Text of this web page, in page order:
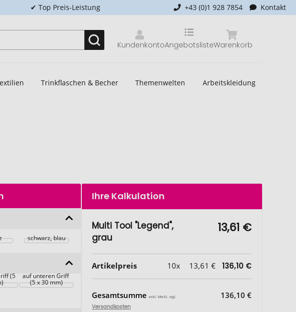
✔ Top Preis-Leistung +43 (0)1 928 7854 Kontakt
Kundenkonto Warenkorb
Angebotsliste
Trinkflaschen & Becher Themenwelten Arbeitskleidung
schwarz, blau
(5 auf unteren Griff
(5 x 30 mm)
Ihre Kalkulation
Multi Tool "Legend",
grau
13,61 €
Artikelpreis 10x 13,61 € 136,10 €
Gesamtsumme exkl. MwSt. zzgl.
Versandkosten
136,10 €